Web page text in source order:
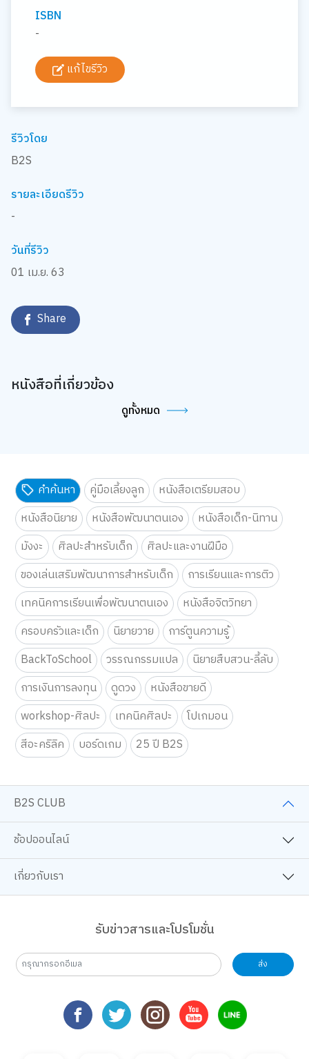
ISBN
-
แก้ไขรีวิว
รีวิวโดย
B2S
รายละเอียดรีวิว
-
วันที่รีวิว
01 เม.ย. 63
Share
หนังสือที่เกี่ยวข้อง
ดูทั้งหมด
คำค้นหา คู่มือเลี้ยงลูก
หนังสือเตรียมสอบ
หนังสือนิยาย
หนังสือพัฒนาตนเอง
หนังสือเด็ก-นิทาน
มังงะ
ศิลปะสำหรับเด็ก
ศิลปะและงานฝีมือ
ของเล่นเสริมพัฒนาการสำหรับเด็ก
การเรียนและการติว
เทคนิคการเรียนเพื่อพัฒนาตนเอง
หนังสือจิตวิทยา
ครอบครัวและเด็ก
นิยายวาย
การ์ตูนความรู้
BackToSchool
วรรณกรรมแปล
นิยายสืบสวน-ลี้ลับ
การเงินการลงทุน
ดูดวง
หนังสือขายดี
workshop-ศิลปะ
เทคนิคศิลปะ
โปเกมอน
สีอะคริลิค
บอร์ดเกม 25 ปี B2S
B2S CLUB
ช้อปออนไลน์
เกี่ยวกับเรา
รับข่าวสารและโปรโมชั่น
ส่ง